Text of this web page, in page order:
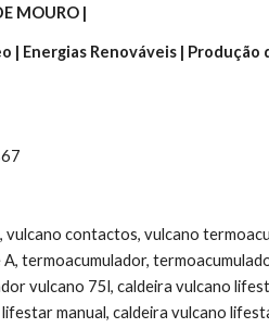
MOURO |
| Energias Renováveis | Produção
contactos, vulcano
termoacumulador,
vulcano 75l, caldeira vulcano
manual, caldeira vulcano